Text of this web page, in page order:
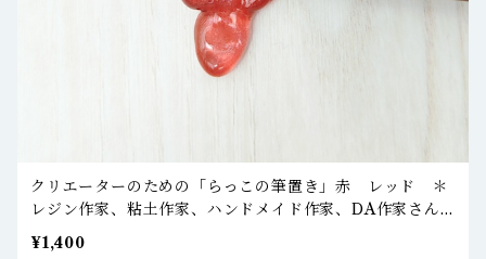
クリエーターのための「らっこの筆置き」赤 レッド ＊
レジン作家、粘土作家、ハンドメイド作家、DA作家さん
などへ
¥1,400